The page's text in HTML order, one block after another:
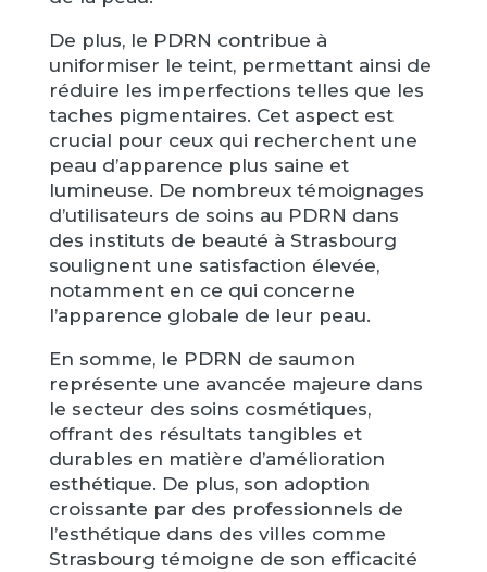
De plus, le PDRN contribue à
uniformiser le teint, permettant ainsi de
réduire les imperfections telles que les
taches pigmentaires. Cet aspect est
crucial pour ceux qui recherchent une
peau d’apparence plus saine et
lumineuse. De nombreux témoignages
d’utilisateurs de soins au PDRN dans
des instituts de beauté à Strasbourg
soulignent une satisfaction élevée,
notamment en ce qui concerne
l’apparence globale de leur peau.
En somme, le PDRN de saumon
représente une avancée majeure dans
le secteur des soins cosmétiques,
offrant des résultats tangibles et
durables en matière d’amélioration
esthétique. De plus, son adoption
croissante par des professionnels de
l’esthétique dans des villes comme
Strasbourg témoigne de son efficacité